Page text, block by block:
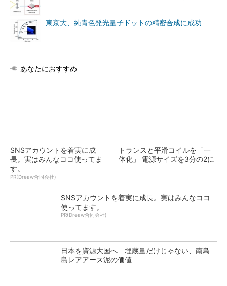
東京大、純青色発光量子ドットの精密合成に成功
あなたにおすすめ
SNSアカウントを着実に成
長。実はみんなココ使ってま
す。
PR(Dreaw合同会社)
トランスと平滑コイルを「一
体化」 電源サイズを3分の2に
SNSアカウントを着実に成長。実はみんなココ
使ってます。
PR(Dreaw合同会社)
日本を資源大国へ 埋蔵量だけじゃない、南鳥
島レアアース泥の価値